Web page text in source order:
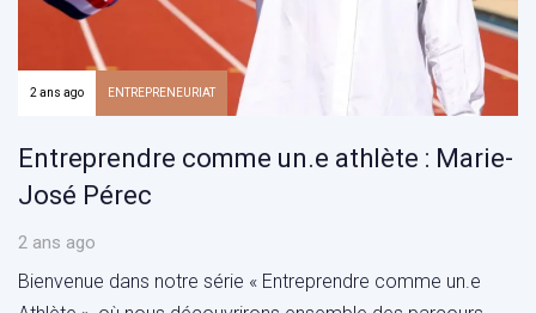
2 ans ago ENTREPRENEURIAT
Entreprendre comme un.e athlète : Marie-
José Pérec
2 ans ago
Bienvenue dans notre série « Entreprendre comme un.e